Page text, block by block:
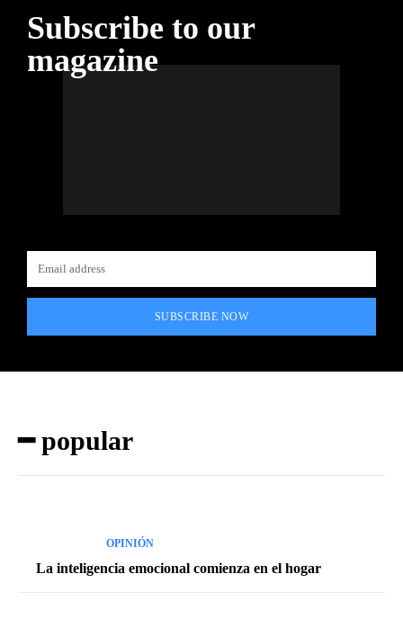
Subscribe to our
magazine
SUBSCRIBE NOW
━ popular
OPINIÓN
La inteligencia emocional comienza en el hogar